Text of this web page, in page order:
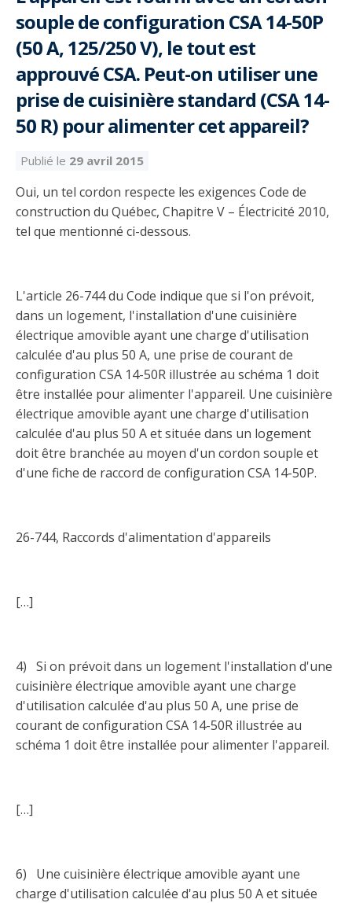
Découvrez notre campagne de
Trouver un entrepreneur
Déposer une plainte
Comment choisir un entrepreneur électricien
Taux horaires de référence pour des travaux
d’électricité en construction
Attention : Licence obligatoire
Mention Mixité
Déposer une plainte
Inspection des travaux électriques
Lois et conseils
Inondations
Lois et règlements
Découvrir l'espace Entrepreneurs
Hydro-Québec
lien
dans
une
nouvelle
fenêtre
Quiz de la semaine
Ressources informationnelles
Documents de référence
Identification des véhicules et des documents
Taux horaires de référence pour des travaux
d’électricité en construction
Outils et calculateurs
Petites annonces
Publications
Le programme d'épargne collectif des fonds
d'investissement CORMEL | SÉCURE
Découvrir l'espace Devenir
Service Démarrer une entreprise
lien
dans
une
nouvelle
fenêtre
Documents
Demande de délivrance ou de modification d’une
licence d’entrepreneur
Admission à la CMEQ
Ressources informationnelles
Calendriers d'examen
Service Démarrer une entreprise
dans
une
nouvelle
fenêtre
Découvrir l'espace La CMEQ
Mission et historique
Instances décisionnelles
Le personnel de la CMEQ
Rapports et documentation
Rapports annuels de la CMEQ
Lois et règlements
Annonces et publications
Événements
Abonnement – E2Q, FLASH INFO et autres
Découvrir l'espace Formation continue
Déclarer mes heures de FCO
lien
dans
une
nouvelle
fenêtre
Centre d'expertise et de formation
Offre de formation de la CMEQ
Perfectionnement de la main-d’œuvre
Mars, mois de la formation
Logos formation continue
Obligation de formation des répondants
Vidéos sur la formation continue obligatoire (FCO)
répondants
Dispensateurs de formations
Demande de validation d’un dispensateur
souple de configuration CSA 14-50P
(50 A, 125/250 V), le tout est
approuvé CSA. Peut-on utiliser une
prise de cuisinière standard (CSA 14-
50 R) pour alimenter cet appareil?
Publié le 29 avril 2015
Oui, un tel cordon respecte les exigences Code de
construction du Québec, Chapitre V – Électricité 2010,
tel que mentionné ci-dessous.
L'article 26-744 du Code indique que si l'on prévoit,
dans un logement, l'installation d'une cuisinière
électrique amovible ayant une charge d'utilisation
calculée d'au plus 50 A, une prise de courant de
configuration CSA 14-50R illustrée au schéma 1 doit
être installée pour alimenter l'appareil. Une cuisinière
électrique amovible ayant une charge d'utilisation
calculée d'au plus 50 A et située dans un logement
doit être branchée au moyen d'un cordon souple et
d'une fiche de raccord de configuration CSA 14-50P.
26-744, Raccords d'alimentation d'appareils
[…]
4) Si on prévoit dans un logement l'installation d'une
cuisinière électrique amovible ayant une charge
d'utilisation calculée d'au plus 50 A, une prise de
courant de configuration CSA 14-50R illustrée au
schéma 1 doit être installée pour alimenter l'appareil.
[…]
6) Une cuisinière électrique amovible ayant une
charge d'utilisation calculée d'au plus 50 A et située